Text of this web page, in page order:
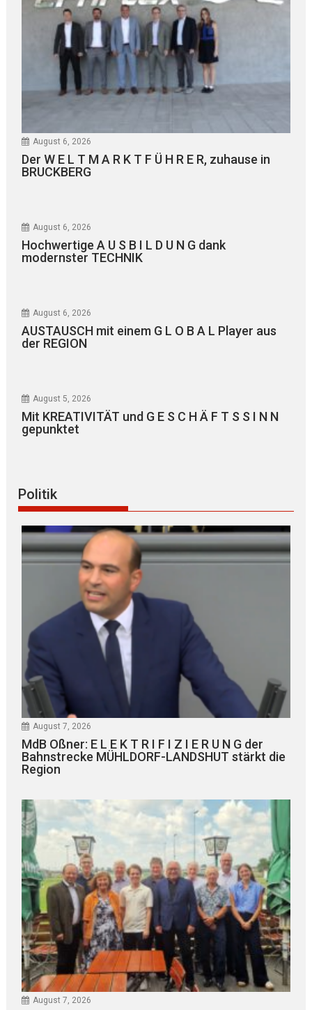
August 6, 2026
Der W E L T M A R K T F Ü H R E R, zuhause in
BRUCKBERG
August 6, 2026
Hochwertige A U S B I L D U N G dank
modernster TECHNIK
August 6, 2026
AUSTAUSCH mit einem G L O B A L Player aus
der REGION
August 5, 2026
Mit KREATIVITÄT und G E S C H Ä F T S S I N N
gepunktet
Politik
August 7, 2026
MdB Oßner: E L E K T R I F I Z I E R U N G der
Bahnstrecke MÜHLDORF-LANDSHUT stärkt die
Region
August 7, 2026